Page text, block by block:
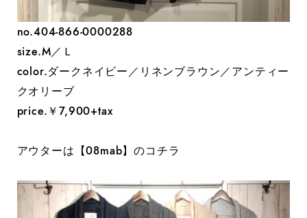
no.404-866-0000288
size.M／Ｌ
color.ダークネイビー／リネンブラウン／アンティー
クオリーブ
price.￥7,900+tax
アウターは【08mab】のコチラ